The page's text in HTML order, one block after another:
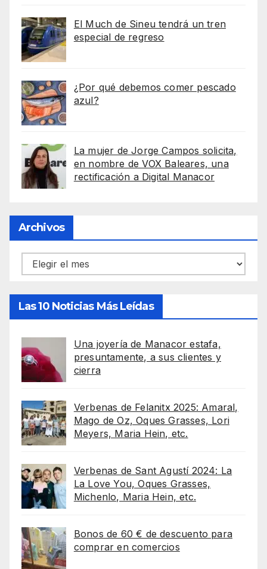
El Much de Sineu tendrá un tren
especial de regreso
¿Por qué debemos comer pescado
azul?
La mujer de Jorge Campos solicita,
en nombre de VOX Baleares, una
rectificación a Digital Manacor
Archivos
Archivos
Las 10 Noticias Más Leídas
Una joyería de Manacor estafa,
presuntamente, a sus clientes y
cierra
Verbenas de Felanitx 2025: Amaral,
Mago de Oz, Oques Grasses, Lori
Meyers, Maria Hein, etc.
Verbenas de Sant Agustí 2024: La
La Love You, Oques Grasses,
Michenlo, Maria Hein, etc.
Bonos de 60 € de descuento para
comprar en comercios